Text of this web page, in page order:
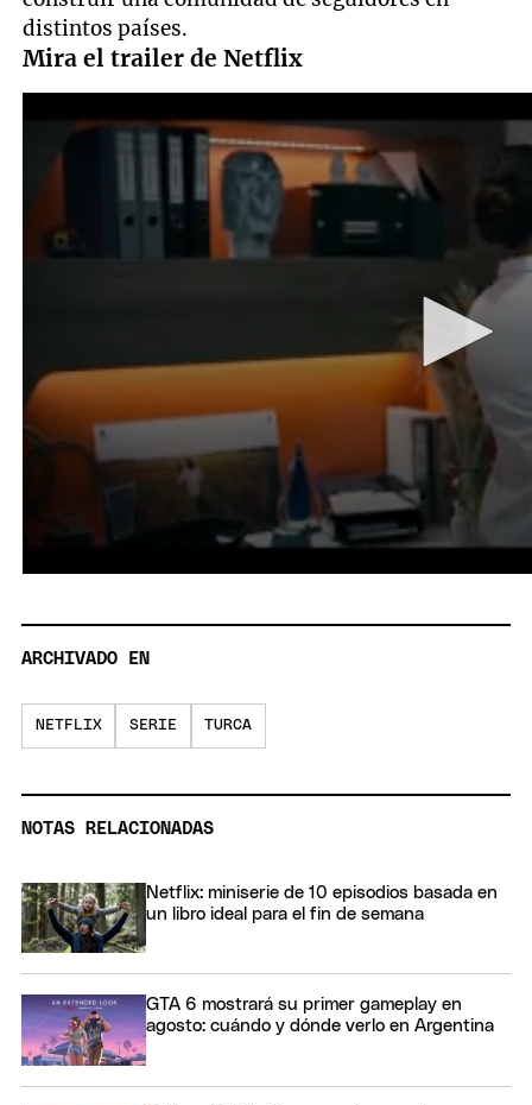
distintos países.
Mira el trailer de Netflix
ARCHIVADO EN
NETFLIX SERIE TURCA
NOTAS RELACIONADAS
Netflix: miniserie de 10 episodios basada en
un libro ideal para el fin de semana
GTA 6 mostrará su primer gameplay en
agosto: cuándo y dónde verlo en Argentina